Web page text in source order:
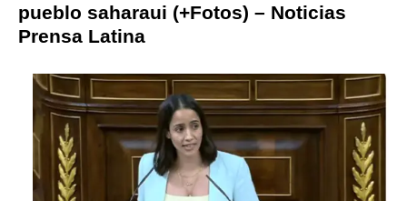
pueblo saharaui (+Fotos) – Noticias
Prensa Latina